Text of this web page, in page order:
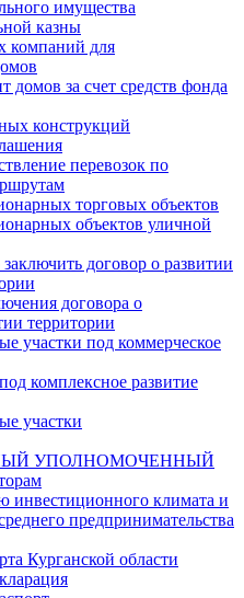
имущества
казны
компаний для
домов за счет средств фонда
конструкций
перевозок по
торговых объектов
объектов уличной
договор о развитии
договора о
территории
участки под коммерческое
комплексное развитие
участки
УПОЛНОМОЧЕННЫЙ
инвестиционного климата и
предпринимательства
Курганской области